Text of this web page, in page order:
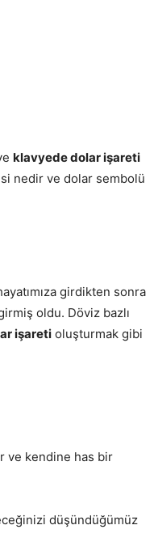
klavyede dolar işareti
nedir ve dolar sembolü
girdikten sonra
oldu. Döviz bazlı
işareti oluşturmak gibi
ve kendine has bir
düşündüğümüz